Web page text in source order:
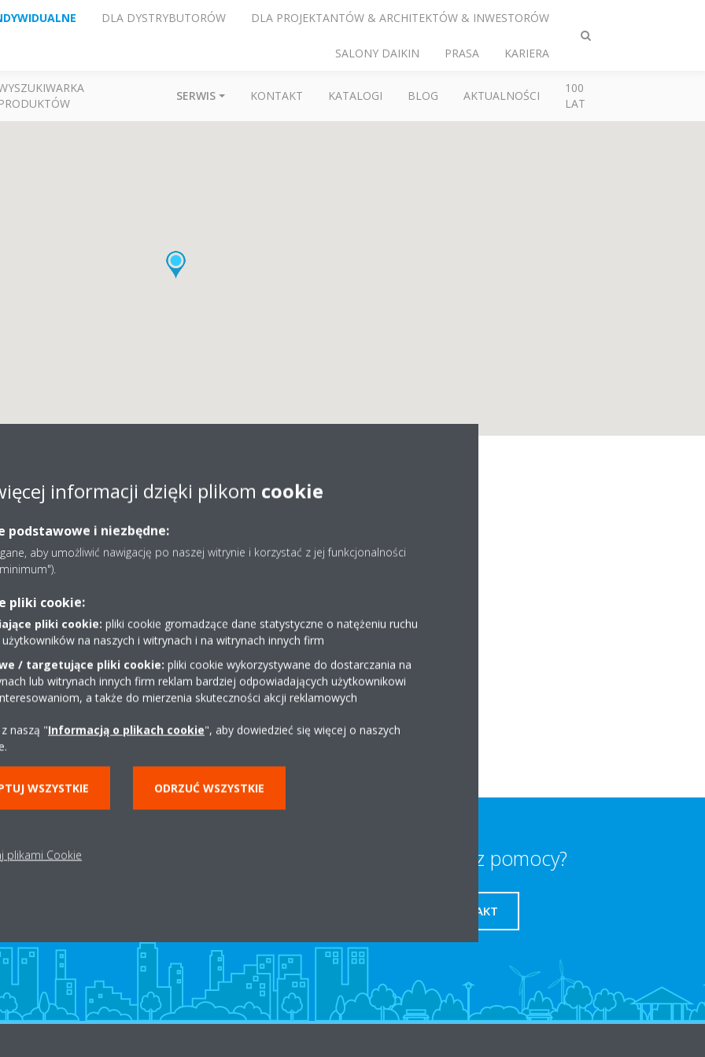
Przełącz
DLA DYSTRYBUTORÓW DLA PROJEKTANTÓW & ARCHITEKTÓW & INWESTORÓW
SALONY DAIKIN PRASA KARIERA
PRODUKTÓW
SERWIS KONTAKT KATALOGI BLOG AKTUALNOŚCI
100
LAT
Hermanek Małgorzata
664435801
biuro@herklima.pl
https://herklima.pl/
Uzyskaj wskazówki
Potrzebujesz pomocy?
KONTAKT
informacji dzięki plikom cookie
podstawowe i niezbędne:
aby umożliwić nawigację po naszej witrynie i korzystać z jej funkcjonalności
pliki cookie:
pliki cookie: pliki cookie gromadzące dane statystyczne o natężeniu ruchu
na naszych i witrynach i na witrynach innych firm
/ targetujące pliki cookie: pliki cookie wykorzystywane do dostarczania na
lub witrynach innych firm reklam bardziej odpowiadających użytkownikowi
a także do mierzenia skuteczności akcji reklamowych
naszą "Informacją o plikach cookie", aby dowiedzieć się więcej o naszych
WSZYSTKIE ODRZUĆ WSZYSTKIE
plikami Cookie